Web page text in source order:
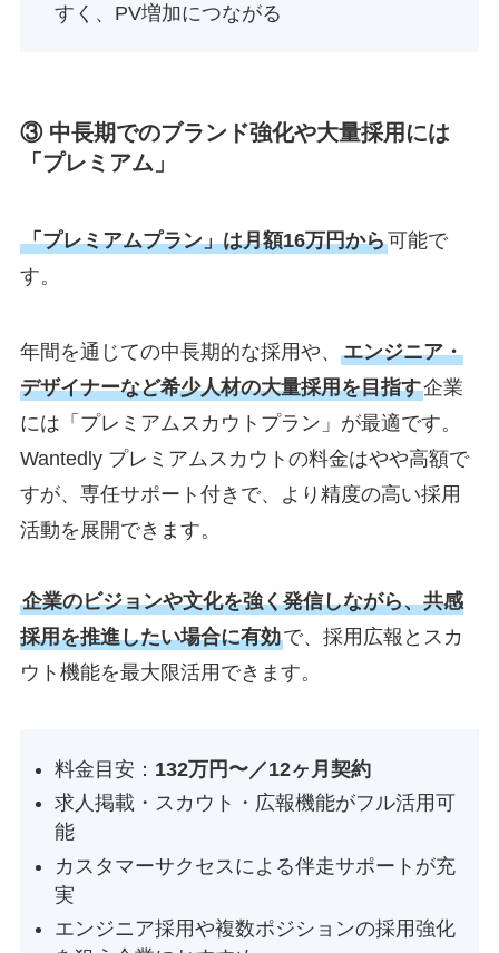
すく、PV増加につながる
③ 中長期でのブランド強化や大量採用には
「プレミアム」
「プレミアムプラン」は月額16万円から可能で
す。
年間を通じての中長期的な採用や、 エンジニア・
デザイナーなど希少人材の大量採用を目指す企業
には「プレミアムスカウトプラン」が最適です。
Wantedly プレミアムスカウトの料金はやや高額で
すが、専任サポート付きで、より精度の高い採用
活動を展開できます。
企業のビジョンや文化を強く発信しながら、共感
採用を推進したい場合に有効で、採用広報とスカ
ウト機能を最大限活用できます。
料金目安： 132万円〜／12ヶ月契約
求人掲載・スカウト・広報機能がフル活用可
能
カスタマーサクセスによる伴走サポートが充
実
エンジニア採用や複数ポジションの採用強化